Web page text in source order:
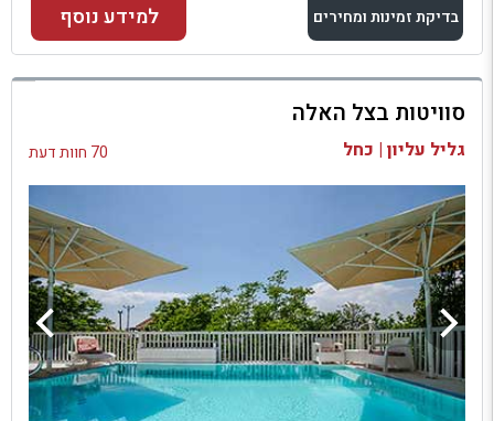
בדיקת זמינות ומחירים
למתחם זה
בדיקת זמינות ומחירים
למידע נוסף
סוויטות בצל האלה
גליל עליון | כחל 70 חוות דעת